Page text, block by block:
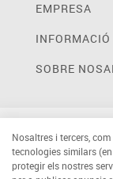
EMPRESA
INFORMACIÓ
SOBRE
Nosaltres i tercers,
tecnologies similars
protegir els nostres